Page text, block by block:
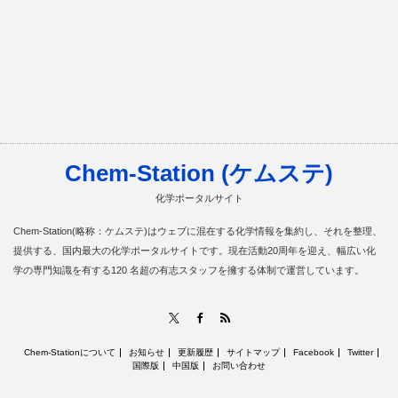
Chem-Station (ケムステ)
化学ポータルサイト
Chem-Station(略称：ケムステ)はウェブに混在する化学情報を集約し、それを整理、
提供する、国内最大の化学ポータルサイトです。現在活動20周年を迎え、幅広い化
学の専門知識を有する120 名超の有志スタッフを擁する体制で運営しています。
Facebook
Chem-Stationについて お知らせ 更新履歴 サイトマップ Facebook
Twitter
国際版
中国版 お問い合わせ